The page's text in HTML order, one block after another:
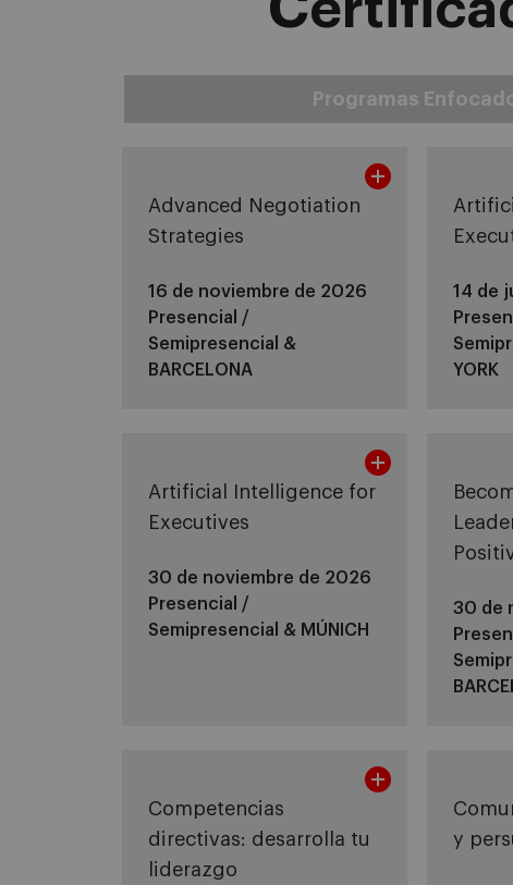
Programas
Advanced Negotiation
Strategies
16 de noviembre de 2026
Presencial /
Semipresencial &
BARCELONA
14 de
YORK
Artificial Intelligence for
Executives
30 de noviembre de 2026
Presencial /
Semipresencial & MÚNICH
30 de
Competencias
directivas: desarrolla tu
liderazgo
y